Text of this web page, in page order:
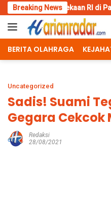
Skip
to
content
Breaking News
RI di Papua Selatan
BERITA OLAHRAGA
Uncategorized
Sadis! Suami
Gegara Cekcok
Redaksi
28/08/2021